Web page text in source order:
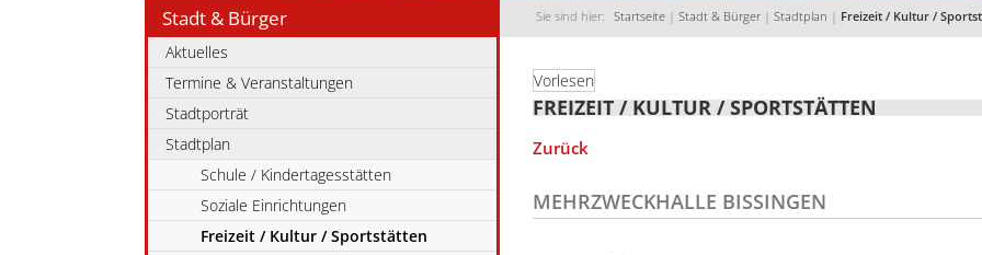
Stadt & Bürger Sie sind hier: Startseite | Stadt & Bürger | Stadtplan | Freizeit / Kultur /
Aktuelles
Termine & Veranstaltungen
Stadtporträt
Stadtplan
Schule / Kindertagesstätten
Soziale Einrichtungen
Freizeit / Kultur / Sportstätten
Vorlesen
FREIZEIT / KULTUR / SPORTSTÄTTEN
Zurück
MEHRZWECKHALLE BISSINGEN